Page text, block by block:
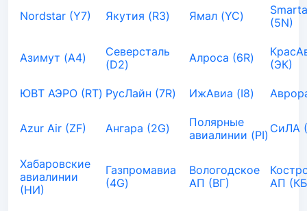
Nordstar (Y7) Якутия (R3) Ямал (YC)
(5N)
Азимут (A4)
Северсталь
(D2)
Алроса (6R)
(ЭК)
ЮВТ АЭРО (RT) РусЛайн (7R) ИжАвиа (I8)
Azur Air (ZF) Ангара (2G)
Полярные
авиалинии (PI) СиЛА
Хабаровские
авиалинии
(НИ)
Газпромавиа
(4G)
Вологодское
АП (ВГ)
АП